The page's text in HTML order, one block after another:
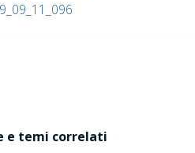
e temi correlati